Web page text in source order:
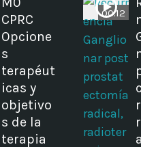
CPRC
Opcione
s
terapéut
icas y
objetivo
s de la
terapia
00:12